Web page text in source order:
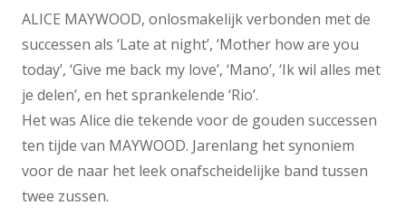
ALICE MAYWOOD, onlosmakelijk verbonden met de
successen als ‘Late at night’, ‘Mother how are you
today’, ‘Give me back my love’, ‘Mano’, ‘Ik wil alles met
je delen’, en het sprankelende ‘Rio’.
Het was Alice die tekende voor de gouden successen
ten tijde van MAYWOOD. Jarenlang het synoniem
voor de naar het leek onafscheidelijke band tussen
twee zussen.